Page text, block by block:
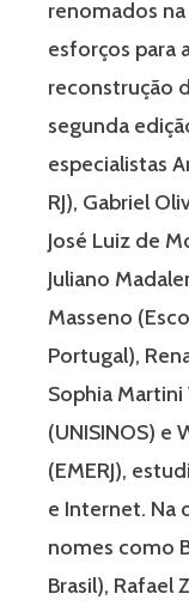
renomados
esforços para
reconstrução
segunda
especialistas
RJ), Gabriel
José Luiz de
Juliano
Masseno
Portugal),
Sophia Martini
(UNISINOS) e
(EMERJ),
e Internet. Na
nomes como
Brasil), Rafael